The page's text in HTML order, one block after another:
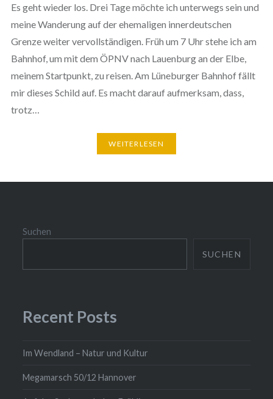
Es geht wieder los. Drei Tage möchte ich unterwegs sein und
meine Wanderung auf der ehemaligen innerdeutschen
Grenze weiter vervollständigen. Früh um 7 Uhr stehe ich am
Bahnhof, um mit dem ÖPNV nach Lauenburg an der Elbe,
meinem Startpunkt, zu reisen. Am Lüneburger Bahnhof fällt
mir dieses Schild auf. Es macht darauf aufmerksam, dass,
trotz…
WEITERLESEN
Suchen
SUCHEN
Recent Posts
Im Wendland – Natur und Kultur
Megamarsch 50/12 Hannover